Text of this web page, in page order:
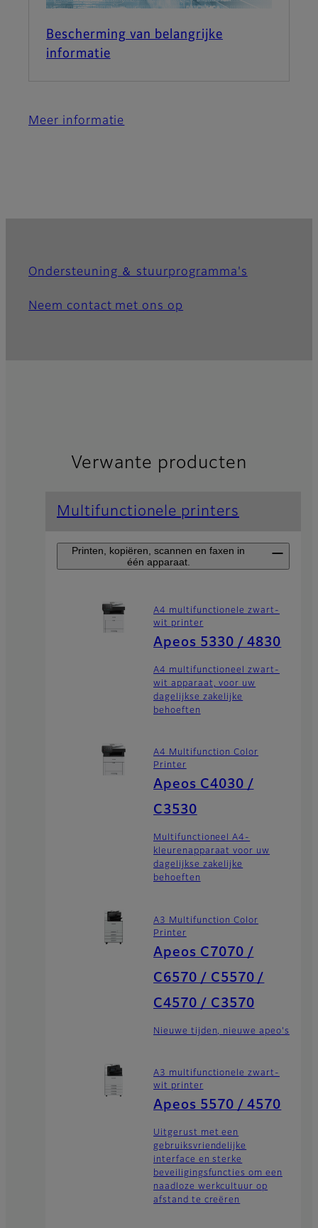
Bescherming van belangrijke
informatie
Meer informatie
Ondersteuning ＆ stuurprogramma's
Neem contact met ons op
Verwante producten
Multifunctionele printers
Printen, kopiëren, scannen en faxen in
één apparaat.
A4 multifunctionele zwart-
wit printer
Apeos 5330 / 4830
A4 multifunctioneel zwart-
wit apparaat, voor uw
dagelijkse zakelijke
behoeften
A4 Multifunction Color
Printer
Apeos C4030 /
C3530
Multifunctioneel A4-
kleurenapparaat voor uw
dagelijkse zakelijke
behoeften
A3 Multifunction Color
Printer
Apeos C7070 /
C6570 / C5570 /
C4570 / C3570
Nieuwe tijden, nieuwe apeo's
A3 multifunctionele zwart-
wit printer
Apeos 5570 / 4570
Uitgerust met een
gebruiksvriendelijke
interface en sterke
beveiligingsfuncties om een
naadloze werkcultuur op
afstand te creëren